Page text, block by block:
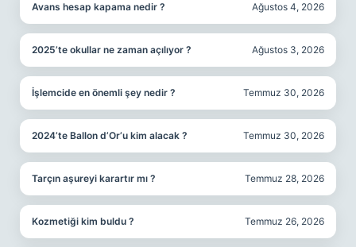
Avans hesap kapama nedir ? Ağustos 4, 2026
2025’te okullar ne zaman açılıyor ? Ağustos 3, 2026
İşlemcide en önemli şey nedir ? Temmuz 30, 2026
2024’te Ballon d’Or’u kim alacak ? Temmuz 30, 2026
Tarçın aşureyi karartır mı ? Temmuz 28, 2026
Kozmetiği kim buldu ? Temmuz 26, 2026